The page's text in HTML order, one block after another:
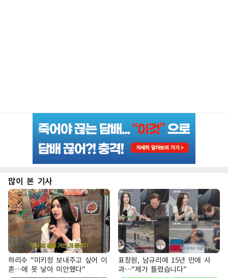
많이 본 기사
하리수 "미키정 보내주고 싶어 이
혼…애 못 낳아 미안했다"
표창원, 남규리에 15년 만에 사
과…"제가 틀렸습니다"